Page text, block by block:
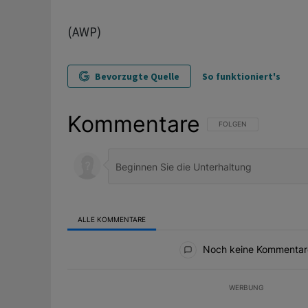
(AWP)
Bevorzugte Quelle So funktioniert's
Kommentare FOLGE DIESER
FOLGEN
ALLE KOMMENTARE
Noch keine
WERBUNG